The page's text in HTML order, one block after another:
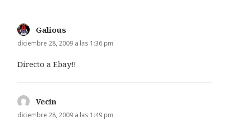
Galious
diciembre 28, 2009 a las 1:36 pm
Directo a Ebay!!
Vecin
diciembre 28, 2009 a las 1:49 pm